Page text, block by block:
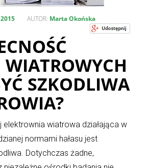
AUTOR: Marta Okońska
SZKODLIWA
elektrownia wiatrowa działająca w
normami hałasu jest
Dotychczas żadne,